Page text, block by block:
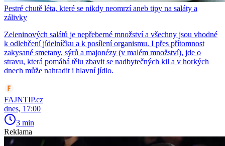
Pestré chutě léta, které se nikdy neomrzí aneb tipy na saláty a
zálivky
Zeleninových salátů je nepřeberné množství a všechny jsou vhodné
k odlehčení jídelníčku a k posílení organismu. I přes přítomnost
zakysané smetany, sýrů a majonézy (v malém množství), jde o
stravu, která pomáhá tělu zbavit se nadbytečných kil a v horkých
dnech může nahradit i hlavní jídlo.
FAJNTIP.cz
dnes, 17:00
3 min
Reklama